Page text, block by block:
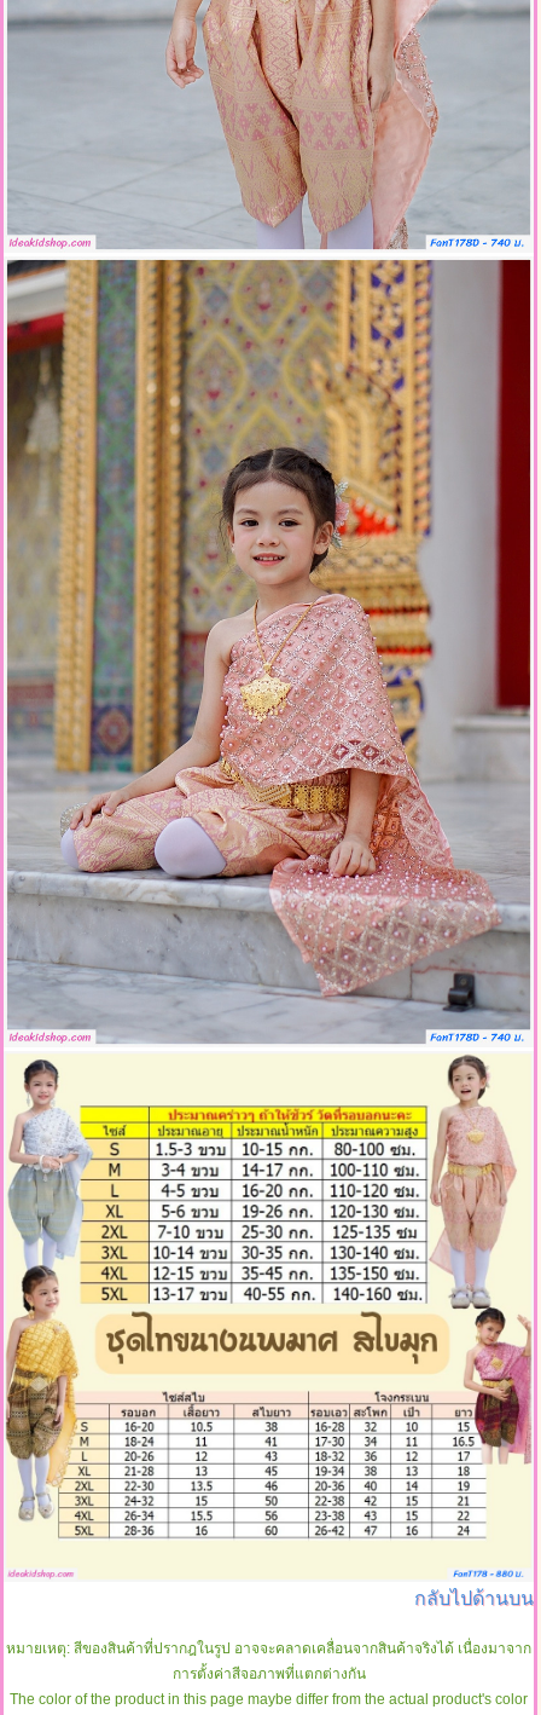
กลับไปด้านบน
หมายเหตุ: สีของสินค้าที่ปรากฎในรูป อาจจะคลาดเคลื่อนจากสินค้าจริงได้ เนื่องมาจาก
การตั้งค่าสีจอภาพที่แตกต่างกัน
The color of the product in this page maybe differ from the actual product's color